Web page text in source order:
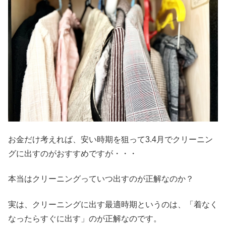
お金だけ考えれば、安い時期を狙って3.4月でクリーニン
グに出すのがおすすめですが・・・
本当はクリーニングっていつ出すのが正解なのか？
実は、クリーニングに出す最適時期というのは、「着なく
なったらすぐに出す」のが正解なのです。